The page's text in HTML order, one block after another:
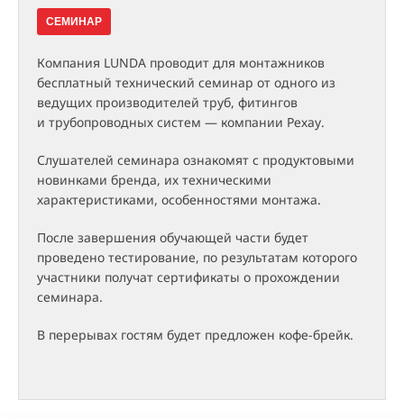
СЕМИНАР
Компания LUNDA проводит для монтажников
бесплатный технический семинар от одного из
ведущих производителей труб, фитингов
и трубопроводных систем — компании Рехау.
Слушателей семинара ознакомят с продуктовыми
новинками бренда, их техническими
характеристиками, особенностями монтажа.
После завершения обучающей части будет
проведено тестирование, по результатам которого
участники получат сертификаты о прохождении
семинара.
В перерывах гостям будет предложен кофе-брейк.